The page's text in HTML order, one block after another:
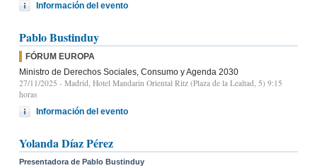
Información del evento
Pablo Bustinduy
FÓRUM EUROPA
Ministro de Derechos Sociales, Consumo y Agenda 2030
27/11/2025 - Madrid, Hotel Mandarin Oriental Ritz (Plaza de la Lealtad, 5) 9:15
horas
Información del evento
Yolanda Díaz Pérez
Presentadora de Pablo Bustinduy